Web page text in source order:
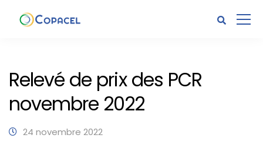
Relevé de prix des PCR
novembre 2022
24 novembre 2022